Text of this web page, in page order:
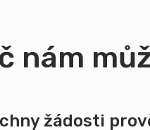
nám
žádosti